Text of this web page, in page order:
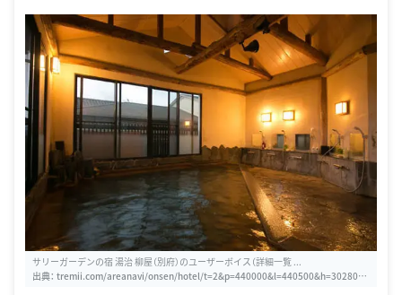
サリーガーデンの宿 湯治 柳屋（別府）のユーザーボイス（詳細一覧 ...
出典： tremii.com/areanavi/onsen/hotel/t=2&p=440000&l=440500&h=302804&